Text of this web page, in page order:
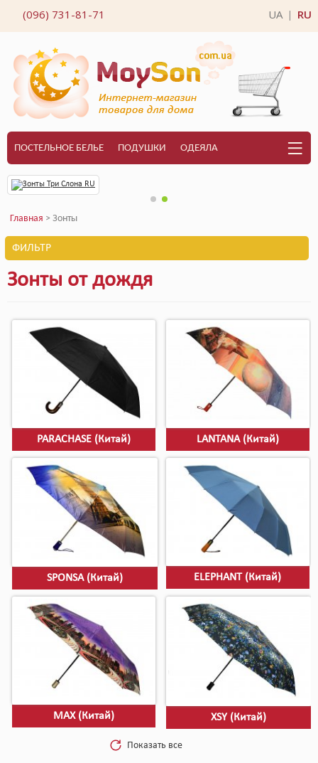
(096) 731-81-71 UA RU
ПОСТЕЛЬНОЕ БЕЛЬЕ ПОДУШКИ ОДЕЯЛА
Главная > Зонты
ФИЛЬТР
Зонты от дождя
PARACHASE (Китай) LANTANA (Китай)
SPONSA (Китай) ELEPHANT (Китай)
MAX (Китай) XSY (Китай)
Показать все